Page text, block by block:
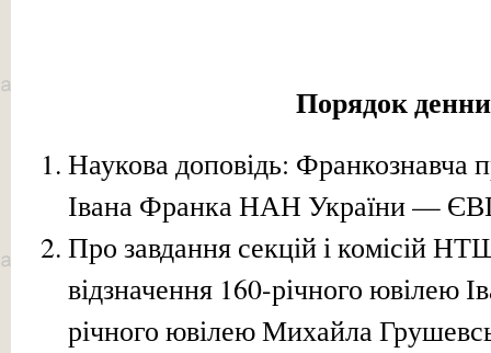
Порядок
Наукова доповідь: Франкознавча
Івана Франка НАН України —
Про завдання секцій і комісій
відзначення 160-річного ювілею
річного ювілею Михайла